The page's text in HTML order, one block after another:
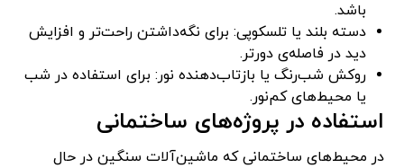
باشد.
دسته بلند یا تلسکوپی: برای نگه‌داشتن راحت‌تر و افزایش
دید در فاصله‌ی دورتر.
روکش شب‌رنگ یا بازتاب‌دهنده نور: برای استفاده در شب
یا محیط‌های کم‌نور.
استفاده در پروژه‌های ساختمانی
در محیط‌های ساختمانی که ماشین‌آلات سنگین در حال